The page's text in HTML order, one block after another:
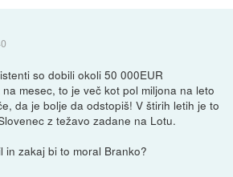
so dobili okoli 50 000EUR
mesec, to je več kot pol miljona na leto
da je bolje da odstopiš! V štirih letih je to
z težavo zadane na Lotu.
in zakaj bi to moral Branko?